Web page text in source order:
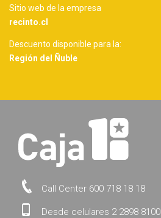
Sitio web de la empresa
recinto.cl
Descuento disponible para la:
Región del Ñuble
Call Center 600 718 18 18
Desde celulares 2 2898 8100